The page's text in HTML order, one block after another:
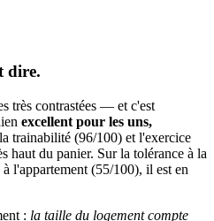
dire.
très contrastées — et c'est
excellent pour les uns,
trainabilité (96/100) et l'exercice
haut du panier. Sur la tolérance à la
l'appartement (55/100), il est en
: la taille du logement compte